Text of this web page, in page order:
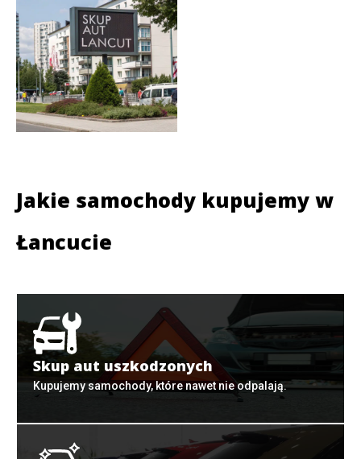
Jakie samochody kupujemy w
Łancucie
Skup aut uszkodzonych
Kupujemy samochody, które nawet nie odpalają.